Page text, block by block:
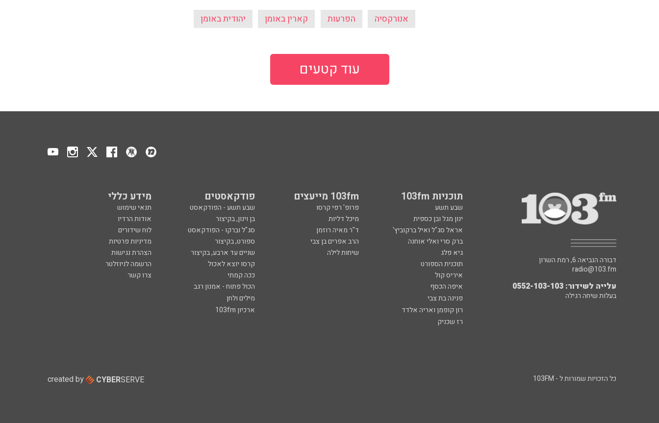
אנורקסיה הפרעות קארין באומן יהודית באומן
עוד קטעים
תוכניות 103fm 103fm מייעצים פודקאסטים מידע כללי
שבע תשע פרופ' רפי קרסו שבע תשע - הפודקאסט
תנאי שימוש
ינון מגל ובן כספית
מיכל דליות בן וינון, בקיצור
אודות הרדיו
אראל סג"ל ואיל ברקוביץ'
ד"ר מאיה רוזמן סג"ל וברקו - הפודקאסט
לוח שידורים
ברק סרי ואלי אוחנה
הרב אפרים בן צבי ספורט, בקיצור
מדיניות פרטיות
גיא פלג
שיחות לילה שניים עד ארבע, בקיצור
הצהרת נגישות
תוכנית הספורט
קרסו יוצא לאכול
הרשמה לניוזלטר
איריס קול
ככה קמתי
צרו קשר
איפה הכסף
הכול פתוח - אמנון רגב
פנינה בת צבי
מילים ולחן
רון קופמן ואריה אלדד
ארכיון 103fm
רז שכניק
דבורה הנביאה 6, רמת השרון
radio@103.fm
עלייה לשידור: 0552-103-103
בעלות שיחה רגילה
כל הזכויות שמורות ל - 103FM created by CYBERSERVE